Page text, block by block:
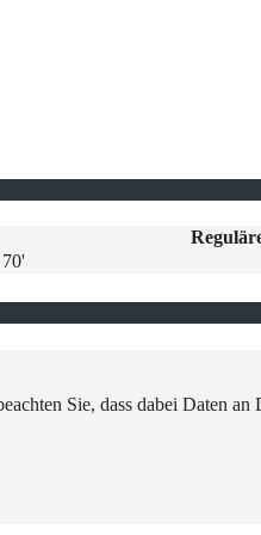
70'
Sie, dass dabei Daten an